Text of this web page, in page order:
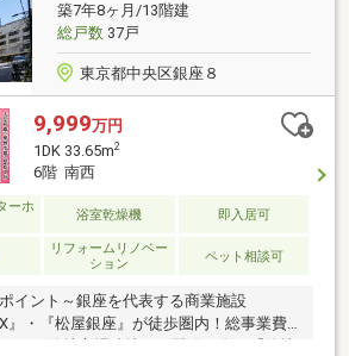
築7年8ヶ月/13階建
総戸数37戸
東京都中央区銀座８
9,999万円
1DK 33.65m2
6階 南西
ーホ
浴室乾燥機 即入居可
リフォームリノベー
ション
ペット相談可
イント～銀座を代表する商業施設
』・『松屋銀座』が徒歩圏内！総事業費